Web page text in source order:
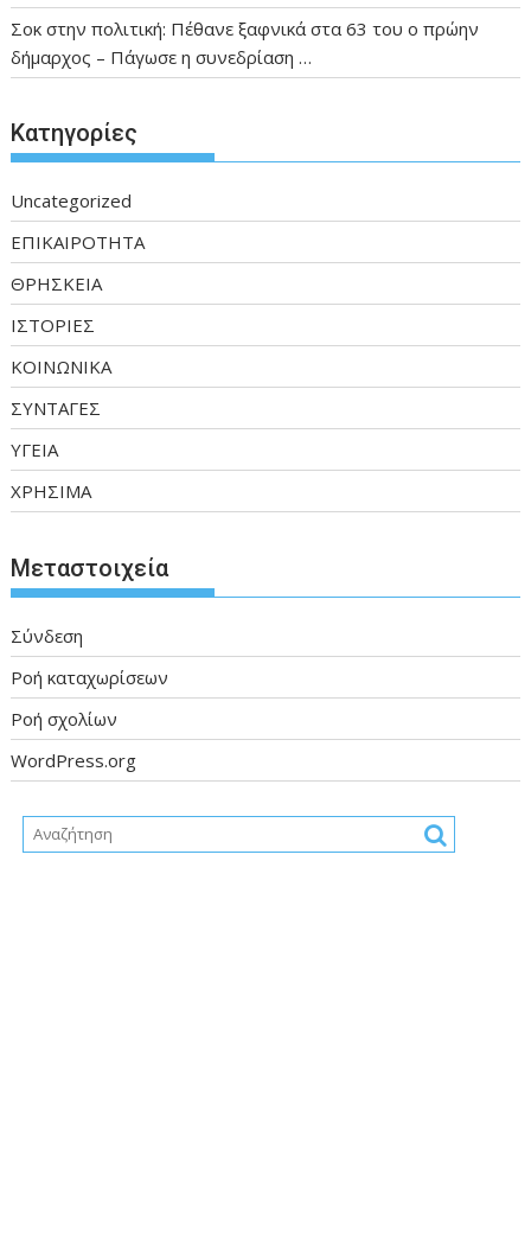
Σοκ στην πολιτική: Πέθανε ξαφνικά στα 63 του ο πρώην
δήμαρχος – Πάγωσε η συνεδρίαση …
Kατηγορίες
Uncategorized
ΕΠΙΚΑΙΡΟΤΗΤΑ
ΘΡΗΣΚΕΙΑ
ΙΣΤΟΡΙΕΣ
ΚΟΙΝΩΝΙΚΑ
ΣΥΝΤΑΓΕΣ
ΥΓΕΙΑ
ΧΡΗΣΙΜΑ
Μεταστοιχεία
Σύνδεση
Ροή καταχωρίσεων
Ροή σχολίων
WordPress.org